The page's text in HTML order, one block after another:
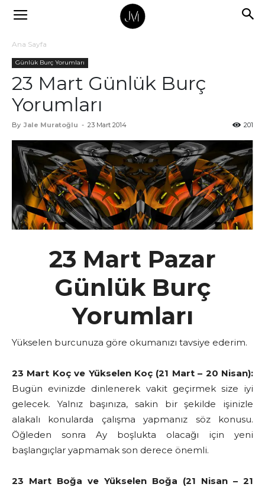
Ana Sayfa
Günlük Burç Yorumları
23 Mart Günlük Burç
Yorumları
By Jale Muratoğlu - 23 Mart 2014 201
23 Mart Pazar
Günlük Burç
Yorumları
Yükselen burcunuza göre okumanızı tavsiye ederim.
23 Mart Koç ve Yükselen Koç (21 Mart – 20 Nisan):
Bugün evinizde dinlenerek vakit geçirmek size iyi
gelecek. Yalnız başınıza, sakin bir şekilde işinizle
alakalı konularda çalışma yapmanız söz konusu.
Öğleden sonra Ay boşlukta olacağı için yeni
başlangıçlar yapmamak son derece önemli.
23 Mart Boğa ve Yükselen Boğa (21 Nisan – 21